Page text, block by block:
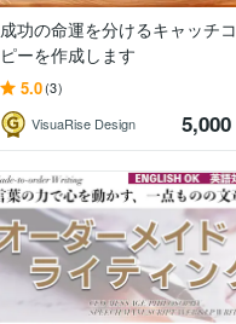
成功の命運を分けるキャッチコ
ピーを作成します
5.0(3)
VisuaRise Design
5,000